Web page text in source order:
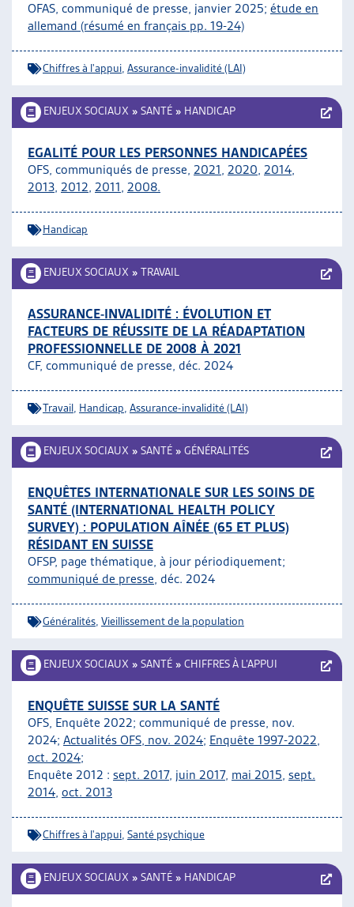
OFAS, communiqué de presse, janvier 2025; étude en
allemand (résumé en français pp. 19-24)
Chiffres à l'appui Assurance-invalidité (LAI)
ENJEUX SOCIAUX » SANTÉ » HANDICAP
EGALITÉ POUR LES PERSONNES HANDICAPÉES
OFS, communiqués de presse, 2021, 2020, 2014,
2013, 2012, 2011, 2008.
Handicap
ENJEUX SOCIAUX » TRAVAIL
ASSURANCE-INVALIDITÉ : ÉVOLUTION ET
FACTEURS DE RÉUSSITE DE LA RÉADAPTATION
PROFESSIONNELLE DE 2008 À 2021
CF, communiqué de presse, déc. 2024
Travail Handicap Assurance-invalidité (LAI)
ENJEUX SOCIAUX » SANTÉ » GÉNÉRALITÉS
ENQUÊTES INTERNATIONALE SUR LES SOINS DE
SANTÉ (INTERNATIONAL HEALTH POLICY
SURVEY) : POPULATION AÎNÉE (65 ET PLUS)
RÉSIDANT EN SUISSE
OFSP, page thématique, à jour périodiquement;
communiqué de presse, déc. 2024
Généralités Vieillissement de la population
ENJEUX SOCIAUX » SANTÉ » CHIFFRES À L’APPUI
ENQUÊTE SUISSE SUR LA SANTÉ
OFS, Enquête 2022; communiqué de presse, nov.
2024; Actualités OFS, nov. 2024; Enquête 1997-2022,
oct. 2024;
Enquête 2012 : sept. 2017, juin 2017, mai 2015, sept.
2014, oct. 2013
Chiffres à l'appui Santé psychique
ENJEUX SOCIAUX » SANTÉ » HANDICAP